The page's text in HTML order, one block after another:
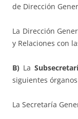
de Dirección
La Dirección
y Relaciones con
B) La
siguientes
La Secretaría